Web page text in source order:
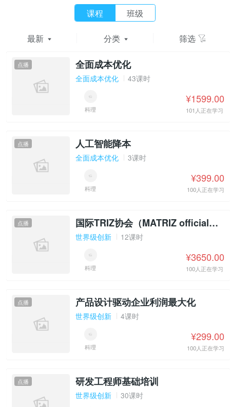
课程 班级
最新 分类 筛选
点播 全面成本优化
全面成本优化 43课时
科理
¥1599.00
101人正在学习
点播 人工智能降本
全面成本优化 3课时
科理
¥399.00
100人正在学习
点播 国际TRIZ协会（MATRIZ official）一级认证
世界级创新 12课时
科理
¥3650.00
100人正在学习
点播 产品设计驱动企业利润最大化
世界级创新 4课时
科理
¥299.00
100人正在学习
点播 研发工程师基础培训
世界级创新 30课时